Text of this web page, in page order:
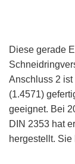
Diese gerade
Anschluss 2 ist
(1.4571)
geeignet. Bei
DIN 2353 hat
hergestellt.